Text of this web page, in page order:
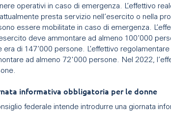
operativi in caso di emergenza. L’effettivo
presta servizio nell’esercito o nella
essere mobilitate in caso di emergenza.
deve ammontare ad almeno 100’000
era di 147’000 persone. L’effettivo
ad almeno 72'000 persone. Nel 2022,
informativa obbligatoria per le donne
federale intende introdurre una giornata